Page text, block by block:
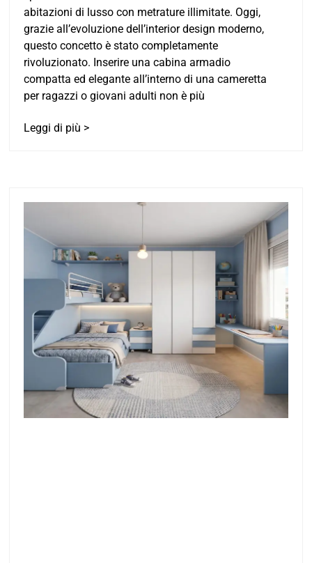
abitazioni di lusso con metrature illimitate. Oggi,
grazie all’evoluzione dell’interior design moderno,
questo concetto è stato completamente
rivoluzionato. Inserire una cabina armadio
compatta ed elegante all’interno di una cameretta
per ragazzi o giovani adulti non è più
Leggi di più >